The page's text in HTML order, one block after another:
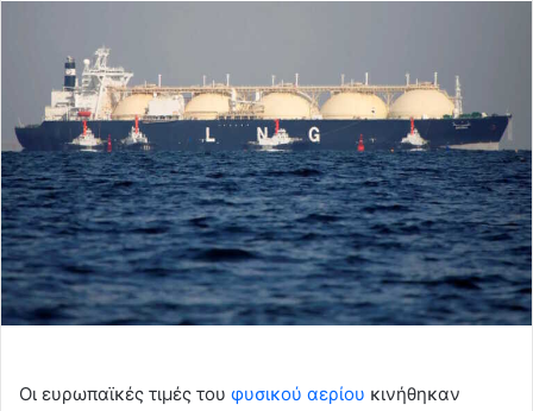
Οι ευρωπαϊκές τιμές του φυσικού αερίου κινήθηκαν